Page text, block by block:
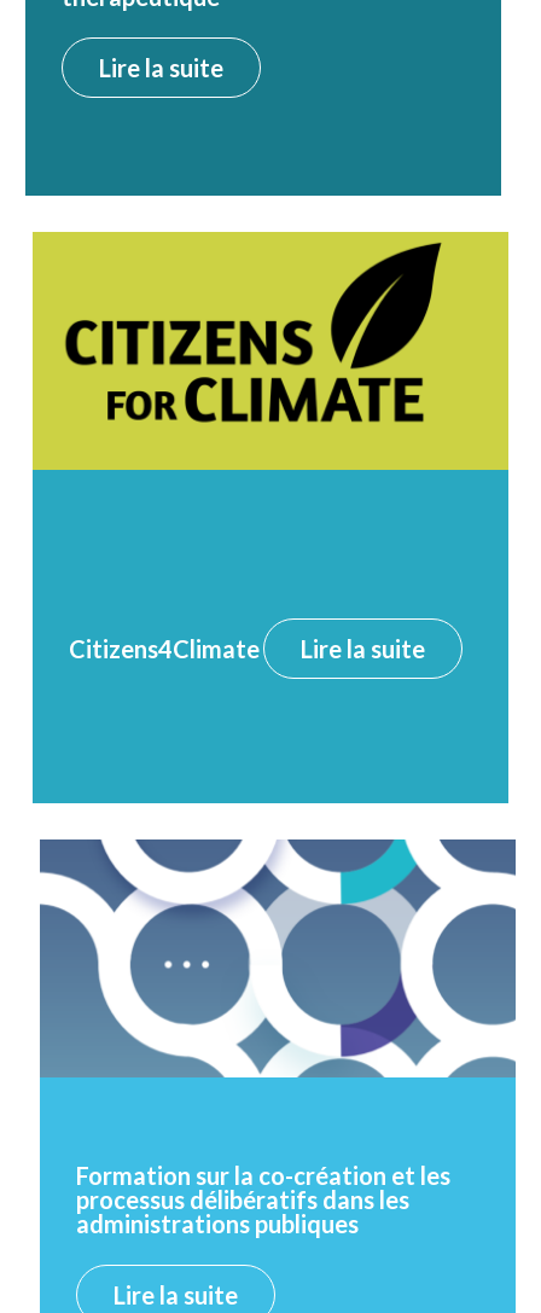
Lire la suite
Citizens4Climate Lire la suite
Formation sur la co-création et les
processus délibératifs dans les
administrations publiques
Lire la suite